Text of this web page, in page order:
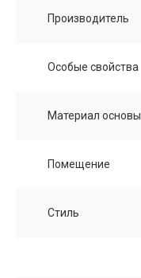
Производитель
Особые свойства
Материал основы
Помещение
Стиль